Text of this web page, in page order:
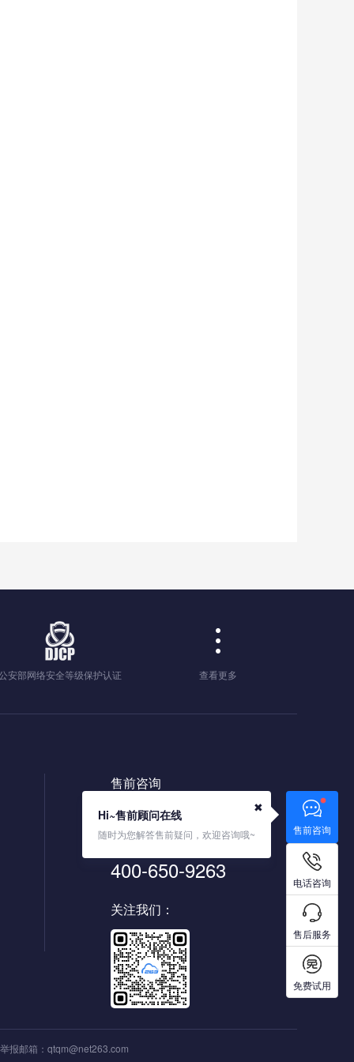
安部网络安全等级保护认证 查看更多
售前咨询
400-650-6263
售后热线
400-650-9263
关注我们：
报邮箱： qtqm@net263.com
售前咨询
Hi~售前顾问在线
随时为您解答售前疑问，欢迎咨询哦~
✖
电话咨询
售后服务
免费试用